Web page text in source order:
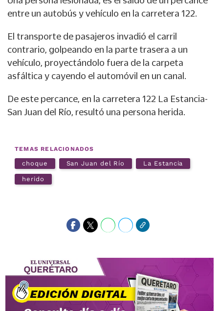
entre un autobús y vehículo en la carretera 122.
El transporte de pasajeros invadió el carril
contrario, golpeando en la parte trasera a un
vehículo, proyectándolo fuera de la carpeta
asfáltica y cayendo el automóvil en un canal.
De este percance, en la carretera 122 La Estancia-
San Juan del Río, resultó una persona herida.
TEMAS RELACIONADOS
choque San Juan del Río La Estancia
herido